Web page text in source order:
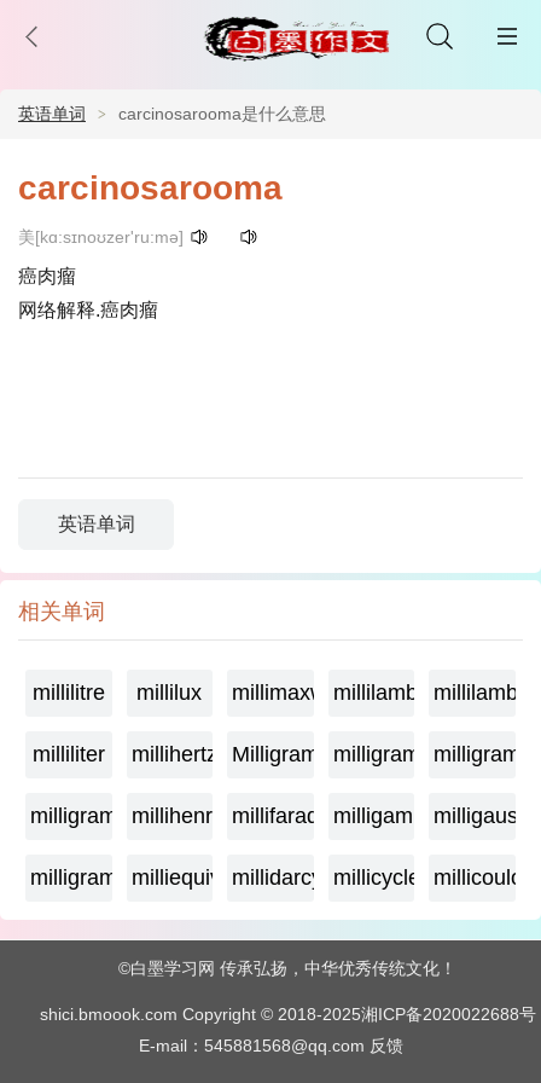
英语单词 carcinosarooma是什么意思
carcinosarooma
美[kɑ:sɪnoʊzer'ru:mə]
癌肉瘤
网络解释.癌肉瘤
英语单词
相关单词
millilitre millilux millimaxwellmillilambda
milliliter millihertz Milligramagemilligrame
milligrammemillihenry millifarad milligammamilligauss
milligram milliequivalentmillidarcy millicycle
©白墨学习网 传承弘扬，中华优秀传统文化！
shici.bmoook.com Copyright © 2018-2025湘ICP备2020022688号
E-mail：545881568@qq.com 反馈